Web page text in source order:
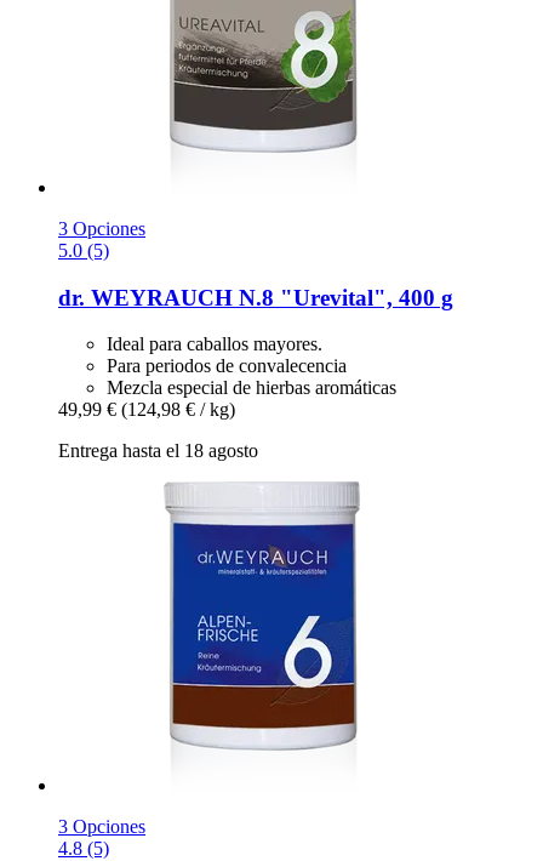
3 Opciones
5.0 (5)
dr. WEYRAUCH N.8 "Urevital", 400 g
Ideal para caballos mayores.
Para periodos de convalecencia
Mezcla especial de hierbas aromáticas
49,99 € (124,98 € / kg)
Entrega hasta el 18 agosto
3 Opciones
4.8 (5)